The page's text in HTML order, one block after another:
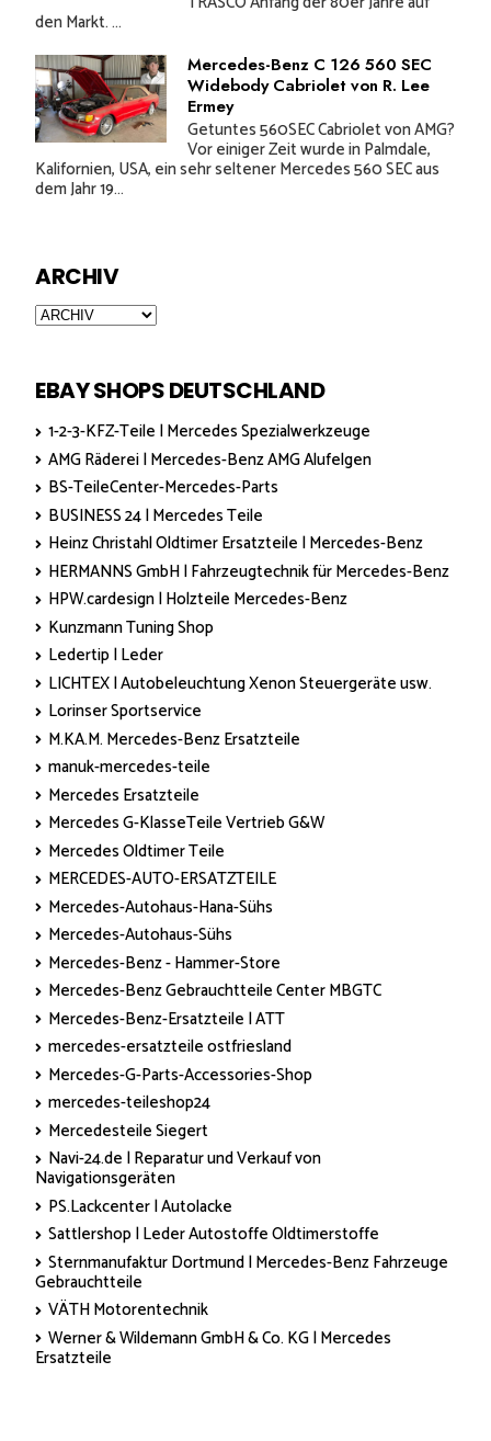
den Markt. ...
Mercedes-Benz C 126 560 SEC
Widebody Cabriolet von R. Lee
Ermey
Getuntes 560SEC Cabriolet von AMG?
Vor einiger Zeit wurde in Palmdale,
Kalifornien, USA, ein sehr seltener Mercedes 560 SEC aus
dem Jahr 19...
ARCHIV
EBAY SHOPS DEUTSCHLAND
1-2-3-KFZ-Teile | Mercedes Spezialwerkzeuge
AMG Räderei | Mercedes-Benz AMG Alufelgen
BS-TeileCenter-Mercedes-Parts
BUSINESS 24 | Mercedes Teile
Heinz Christahl Oldtimer Ersatzteile | Mercedes-Benz
HERMANNS GmbH | Fahrzeugtechnik für Mercedes-Benz
HPW.cardesign | Holzteile Mercedes-Benz
Kunzmann Tuning Shop
Ledertip | Leder
LICHTEX | Autobeleuchtung Xenon Steuergeräte usw.
Lorinser Sportservice
M.KA.M. Mercedes-Benz Ersatzteile
manuk-mercedes-teile
Mercedes Ersatzteile
Mercedes G-KlasseTeile Vertrieb G&W
Mercedes Oldtimer Teile
MERCEDES-AUTO-ERSATZTEILE
Mercedes-Autohaus-Hana-Sühs
Mercedes-Autohaus-Sühs
Mercedes-Benz - Hammer-Store
Mercedes-Benz Gebrauchtteile Center MBGTC
Mercedes-Benz-Ersatzteile | ATT
mercedes-ersatzteile ostfriesland
Mercedes-G-Parts-Accessories-Shop
mercedes-teileshop24
Mercedesteile Siegert
Navi-24.de | Reparatur und Verkauf von
Navigationsgeräten
PS.Lackcenter | Autolacke
Sattlershop | Leder Autostoffe Oldtimerstoffe
Sternmanufaktur Dortmund | Mercedes-Benz Fahrzeuge
Gebrauchtteile
VÄTH Motorentechnik
Werner & Wildemann GmbH & Co. KG | Mercedes
Ersatzteile